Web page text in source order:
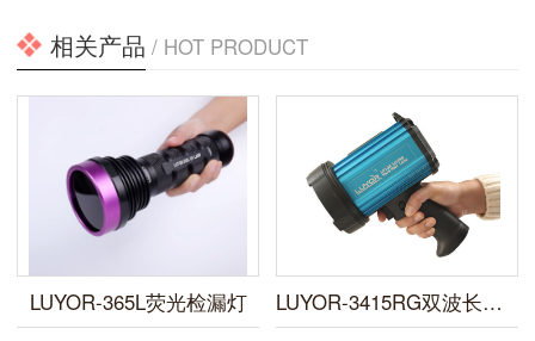
相关产品 / HOT PRODUCT
LUYOR-365L荧光检漏灯 LUYOR-3415RG双波长便携式荧光蛋白激发光源